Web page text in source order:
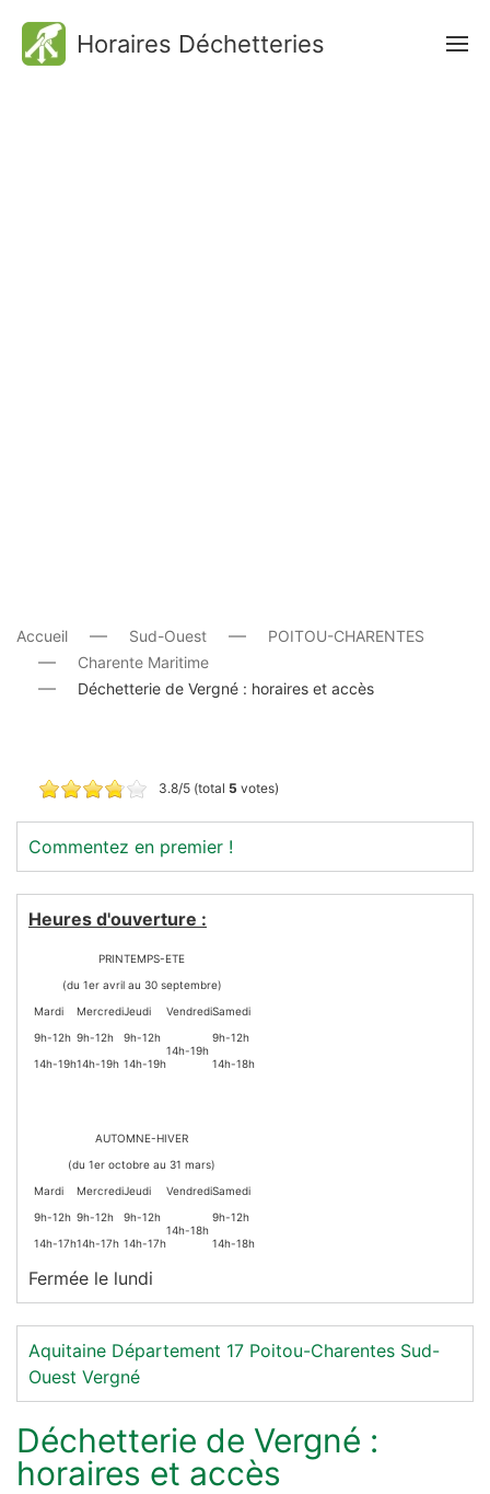
Horaires Déchetteries
Accueil Sud-Ouest
POITOU-CHARENTES
Charente Maritime
Déchetterie de Vergné : horaires et accès
3.8/5 (total 5 votes)
Commentez en premier !
Heures d'ouverture :
PRINTEMPS-ETE
(du 1er avril au 30 septembre)
Mardi
MercrediJeudi VendrediSamedi
9h-12h
14h-19h
9h-12h
14h-19h
9h-12h
14h-19h
14h-19h
9h-12h
14h-18h
AUTOMNE-HIVER
(du 1er octobre au 31 mars)
Mardi
MercrediJeudi VendrediSamedi
9h-12h
14h-17h
9h-12h
14h-17h
9h-12h
14h-17h
14h-18h
9h-12h
14h-18h
Fermée le lundi
Aquitaine Département 17 Poitou-Charentes Sud-
Ouest Vergné
Déchetterie de Vergné :
horaires et accès